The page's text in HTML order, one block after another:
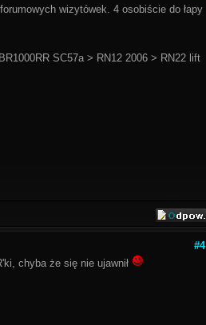
wizytówek. 4 osobiście do łapy
SC57a > RN12 2006 > RN22 lift
#4
chyba że się nie ujawnił